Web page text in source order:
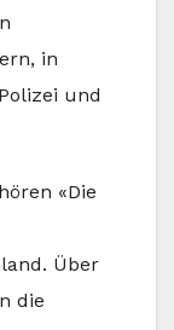
in
und
«Die
Über
die